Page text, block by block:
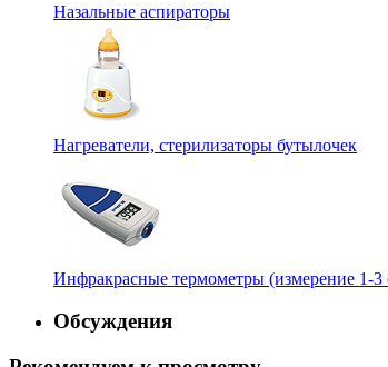
Назальные аспираторы
Нагреватели, стерилизаторы бутылочек
Инфракрасные термометры (измерение 1-3
Обсуждения